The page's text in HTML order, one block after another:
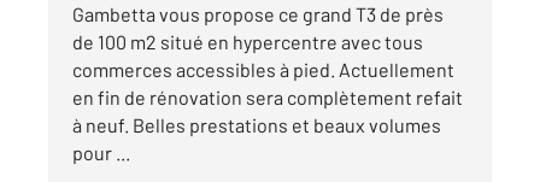
Gambetta vous propose ce grand T3 de près
de 100 m2 situé en hypercentre avec tous
commerces accessibles à pied. Actuellement
en fin de rénovation sera complètement refait
à neuf. Belles prestations et beaux volumes
pour ...